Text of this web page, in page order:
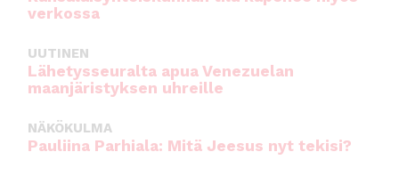
verkossa
UUTINEN
Lähetysseuralta apua Venezuelan
maanjäristyksen uhreille
NÄKÖKULMA
Pauliina Parhiala: Mitä Jeesus nyt tekisi?